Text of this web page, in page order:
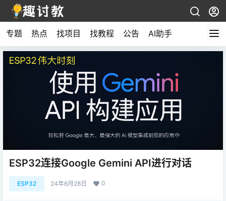
专题 热点 找项目 找教程 公告 AI助手
ESP32连接Google Gemini API进行对话
ESP32 24年6月28日 0